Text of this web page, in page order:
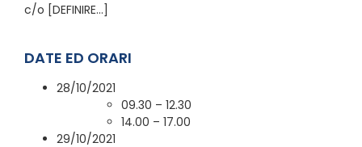
c/o [DEFINIRE…]
DATE ED ORARI
28/10/2021
09.30 – 12.30
14.00 – 17.00
29/10/2021